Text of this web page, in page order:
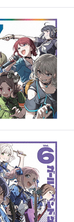
ソフト
ソフト
ソフト
ソフト
コンソフト
ドバンスソフト
フト
ト